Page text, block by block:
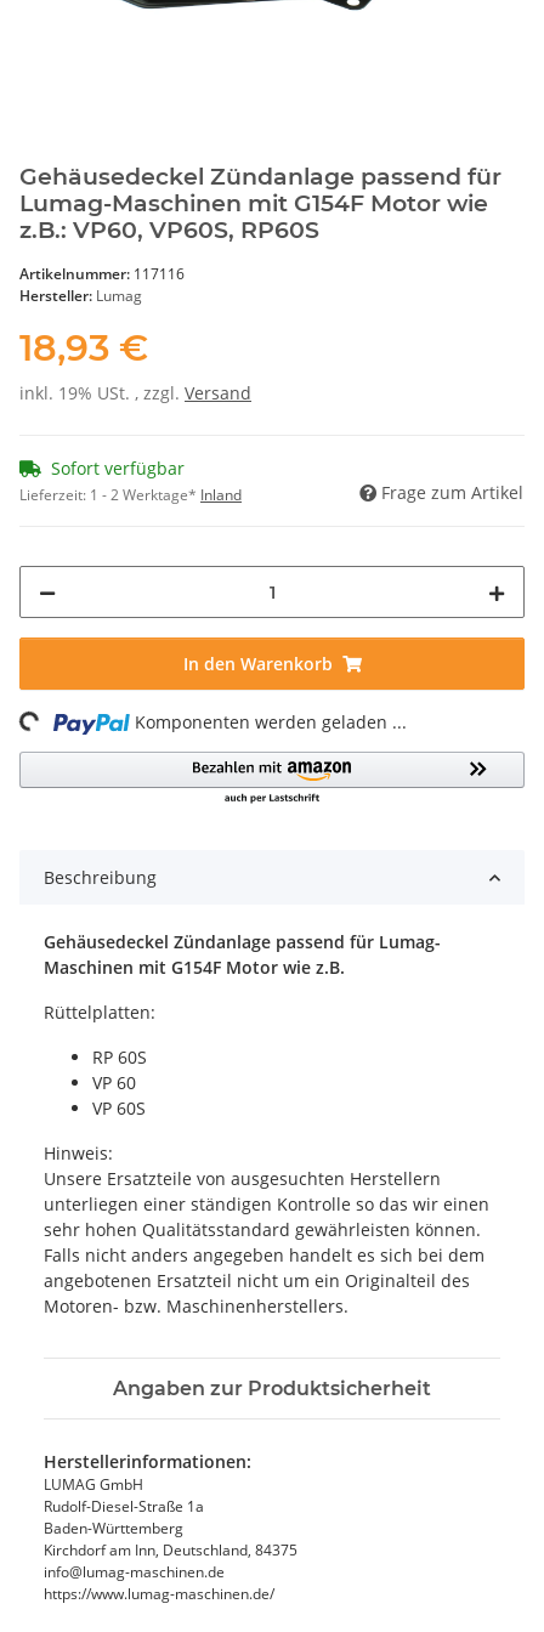
Gehäusedeckel Zündanlage passend für
Lumag-Maschinen mit G154F Motor wie
z.B.: VP60, VP60S, RP60S
Artikelnummer: 117116
Hersteller: Lumag
18,93 €
inkl. 19% USt. , zzgl. Versand
Sofort verfügbar
Lieferzeit: 1 - 2 Werktage* Inland Frage zum Artikel
In den Warenkorb
Komponenten werden geladen ...
Beschreibung
Gehäusedeckel Zündanlage passend für Lumag-
Maschinen mit G154F Motor wie z.B.
Rüttelplatten:
RP 60S
VP 60
VP 60S
Hinweis:
Unsere Ersatzteile von ausgesuchten Herstellern
unterliegen einer ständigen Kontrolle so das wir einen
sehr hohen Qualitätsstandard gewährleisten können.
Falls nicht anders angegeben handelt es sich bei dem
angebotenen Ersatzteil nicht um ein Originalteil des
Motoren- bzw. Maschinenherstellers.
Angaben zur Produktsicherheit
Herstellerinformationen:
LUMAG GmbH
Rudolf-Diesel-Straße 1a
Baden-Württemberg
Kirchdorf am Inn, Deutschland, 84375
info@lumag-maschinen.de
https://www.lumag-maschinen.de/